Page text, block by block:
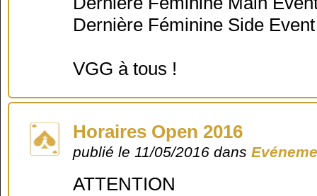
Dernière Féminine Side
VGG à tous !
Horaires Open 2016
publié le 11/05/2016 dans
ATTENTION